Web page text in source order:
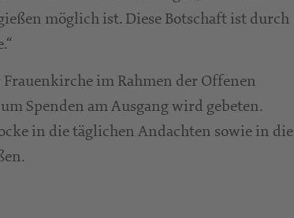
möglich ist. Diese Botschaft ist durch
im Rahmen der Offenen
Spenden am Ausgang wird gebeten.
in die täglichen Andachten sowie in die